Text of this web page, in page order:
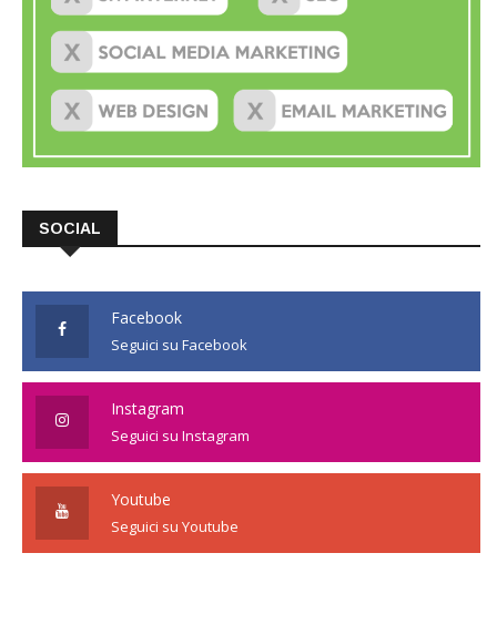
SOCIAL
Facebook
Seguici su Facebook
Instagram
Seguici su Instagram
Youtube
Seguici su Youtube